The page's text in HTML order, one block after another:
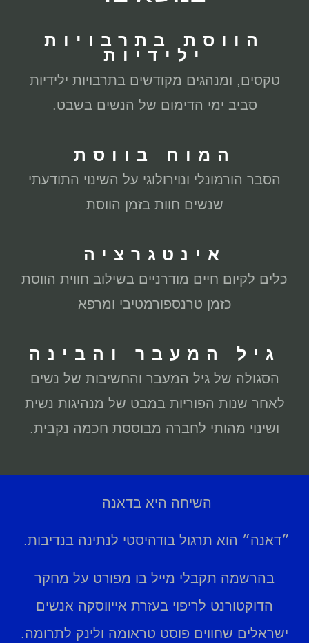
הווסת בתרבויות
ילידיות
טקסים, ומנהגים מקודשים בתרבויות ילידיות
סביב ימי הדימום של הנשים בשבט.
המוח בווסת
הסבר הורמונלי ונוירולוגי על השינוי התודעתי
שנשים חוות בזמן הווסת
אינטגרציה
כלים לקיום חיים מודרניים בשילוב חווית הווסת
כזמן טרנספורמטיבי ומרפא
גיל המעבר והבינה
הסגולה של גיל המעבר והחשיבות של נשים
לאחר שנות הפוריות במבט של מנהיגות נשית
ושינוי מהותי לחברה מבוססת חכמה נקבית.
השיחה היא בדאנה
״דאנה״ הוא תרגול בודהיסטי לנתינה בנדיבות.
בהרשמה תקבלי מייל בו מפורט על מחקר
הדוקטורנט לריפוי בעזרת אייווסקה אנשים
ישראלים שחווים פוסט טראומה ולינק לתרומה.